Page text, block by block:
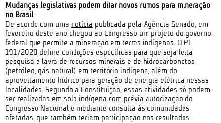
Mudanças legislativas podem ditar novos rumos para mineração
no Brasil
De acordo com uma notícia publicada pela Agência Senado, em
fevereiro deste ano chegou ao Congresso um projeto do governo
federal que permite a mineração em terras indígenas. O PL
191/2020 define condições específicas para que seja feita
pesquisa e lavra de recursos minerais e de hidrocarbonetos
(petróleo, gás natural) em território indígena, além do
aproveitamento hídrico para geração de energia elétrica nessas
localidades. Segundo a Constituição, essas atividades só podem
ser realizadas em solo indígena com prévia autorização do
Congresso Nacional e mediante consulta às comunidades
afetadas, que também teriam participação nos resultados.